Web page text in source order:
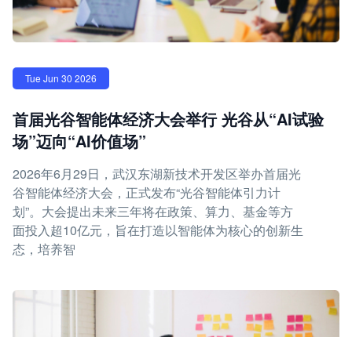
Tue Jun 30 2026
首届光谷智能体经济大会举行 光谷从“AI试验
场”迈向“AI价值场”
2026年6月29日，武汉东湖新技术开发区举办首届光
谷智能体经济大会，正式发布“光谷智能体引力计
划”。大会提出未来三年将在政策、算力、基金等方
面投入超10亿元，旨在打造以智能体为核心的创新生
态，培养智